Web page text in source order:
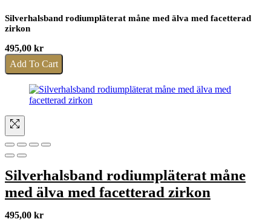
Silverhalsband rodiumpläterat måne med älva med facetterad
zirkon
495,00 kr
Add To Cart
Silverhalsband rodiumpläterat måne
med älva med facetterad zirkon
495,00 kr